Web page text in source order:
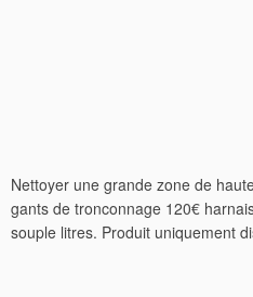
Nettoyer une grande zone de
gants de tronconnage 120€
souple litres. Produit uniquement